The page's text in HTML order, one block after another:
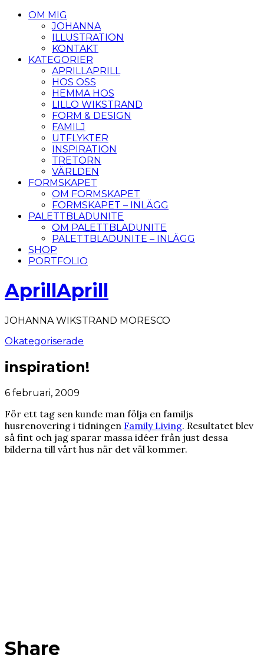
OM MIG
JOHANNA
ILLUSTRATION
KONTAKT
KATEGORIER
APRILLAPRILL
HOS OSS
HEMMA HOS
LILLO WIKSTRAND
FORM & DESIGN
FAMILJ
UTFLYKTER
INSPIRATION
TRETORN
VÄRLDEN
FORMSKAPET
OM FORMSKAPET
FORMSKAPET – INLÄGG
PALETTBLADUNITE
OM PALETTBLADUNITE
PALETTBLADUNITE – INLÄGG
SHOP
PORTFOLIO
AprillAprill
JOHANNA WIKSTRAND MORESCO
Okategoriserade
inspiration!
6 februari, 2009
För ett tag sen kunde man följa en familjs
husrenovering i tidningen Family Living. Resultatet blev
så fint och jag sparar massa idéer från just dessa
bilderna till vårt hus när det väl kommer.
Share